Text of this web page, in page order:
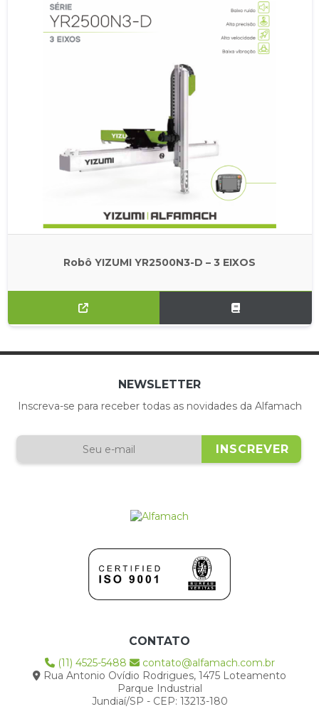
Robô YIZUMI YR2500N3-D – 3 EIXOS
NEWSLETTER
Inscreva-se para receber todas as novidades da Alfamach
CONTATO
(11) 4525-5488
contato@alfamach.com.br
Rua Antonio Ovídio Rodrigues, 1475 Loteamento
Parque Industrial
Jundiaí/SP - CEP: 13213-180